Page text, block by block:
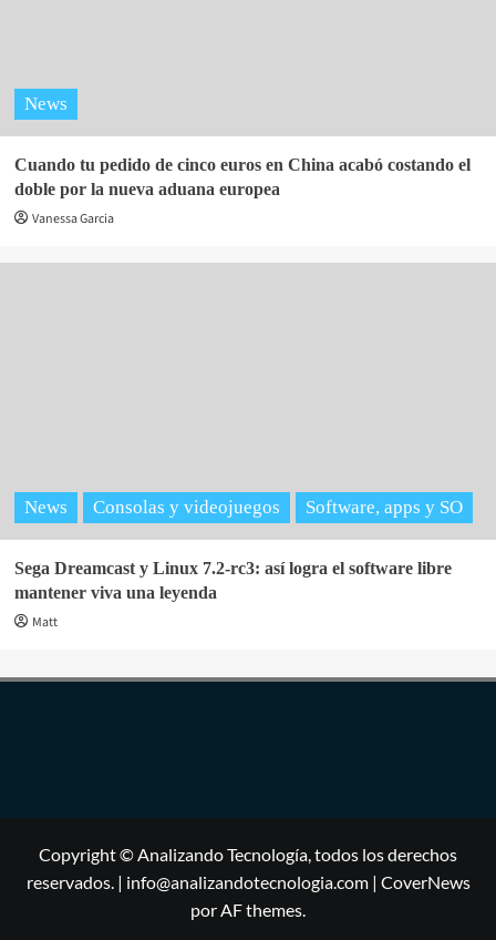
News
Cuando tu pedido de cinco euros en China acabó costando el
doble por la nueva aduana europea
Vanessa Garcia
News Consolas y videojuegos Software, apps y SO
Sega Dreamcast y Linux 7.2-rc3: así logra el software libre
mantener viva una leyenda
Matt
Copyright © Analizando Tecnología, todos los derechos
reservados. | info@analizandotecnologia.com | CoverNews
por AF themes.